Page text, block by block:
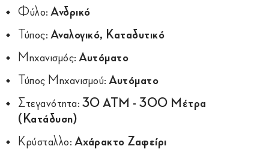
Φύλο: Ανδρικό
Τύπος: Αναλογικό, Καταδυτικό
Μηχανισμός: Αυτόματο
Τύπος Μηχανισμού: Αυτόματο
Στεγανότητα: 30 ATM - 300 Μέτρα
(Κατάδυση)
Κρύσταλλο: Αχάρακτο Ζαφείρι